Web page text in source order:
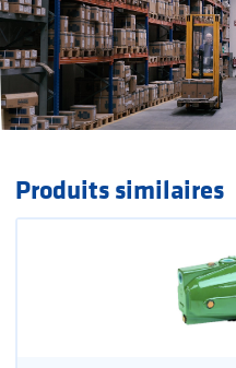
Produits similaires